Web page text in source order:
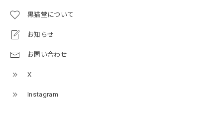
黒猫堂について
お知らせ
お問い合わせ
X
Instagram